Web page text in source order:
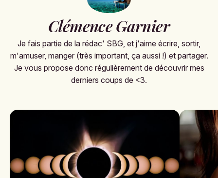
Clémence Garnier
Je fais partie de la rédac' SBG, et j'aime écrire, sortir,
m'amuser, manger (très important, ça aussi !) et partager.
Je vous propose donc régulièrement de découvrir mes
derniers coups de <3.